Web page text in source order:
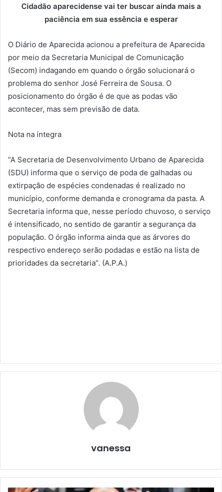
Cidadão aparecidense vai ter buscar ainda mais a
paciência em sua essência e esperar
O Diário de Aparecida acionou a prefeitura de Aparecida
por meio da Secretaria Municipal de Comunicação
(Secom) indagando em quando o órgão solucionará o
problema do senhor José Ferreira de Sousa. O
posicionamento do órgão é de que as podas vão
acontecer, mas sem previsão de data.
Nota na íntegra
“A Secretaria de Desenvolvimento Urbano de Aparecida
(SDU) informa que o serviço de poda de galhadas ou
extirpação de espécies condenadas é realizado no
município, conforme demanda e cronograma da pasta. A
Secretaria informa que, nesse período chuvoso, o serviço
é intensificado, no sentido de garantir a segurança da
população. O órgão informa ainda que as árvores do
respectivo endereço serão podadas e estão na lista de
prioridades da secretaria”. (A.P.A.)
vanessa